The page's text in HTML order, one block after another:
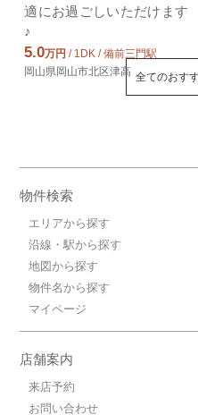
適にお過ごしいただけます
♪
5.0万円 / 1DK / 備前三門駅
岡山県岡山市北区津高 全てのおす
物件検索
エリアから探す
沿線・駅から探す
地図から探す
物件名から探す
マイページ
店舗案内
来店予約
お問い合わせ